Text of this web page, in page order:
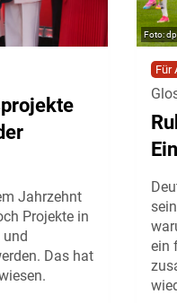
Jahrzehnt
Projekte in
und
Das hat
Für
ein